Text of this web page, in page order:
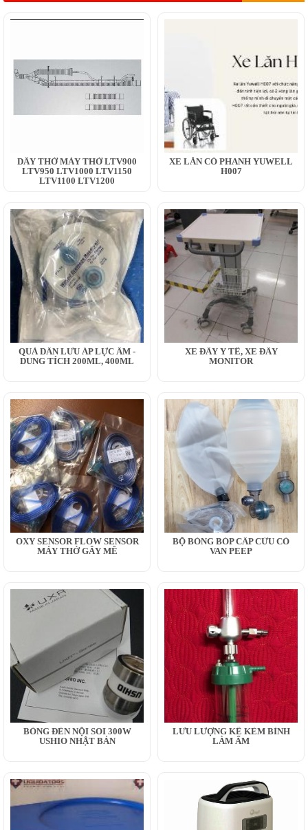
DÂY THỞ MÁY THỞ LTV900
LTV950 LTV1000 LTV1150
LTV1100 LTV1200
XE LĂN CÓ PHANH YUWELL
H007
QUẢ DẪN LƯU ÁP LỰC ÂM -
DUNG TÍCH 200ML, 400ML
XE ĐẨY Y TẾ, XE ĐẨY
MONITOR
OXY SENSOR FLOW SENSOR
MÁY THỞ GÂY MÊ
BỘ BÓNG BÓP CẤP CỨU CÓ
VAN PEEP
BÓNG ĐÈN NỘI SOI 300W
USHIO NHẬT BẢN
LƯU LƯỢNG KẾ KÈM BÌNH
LÀM ẨM